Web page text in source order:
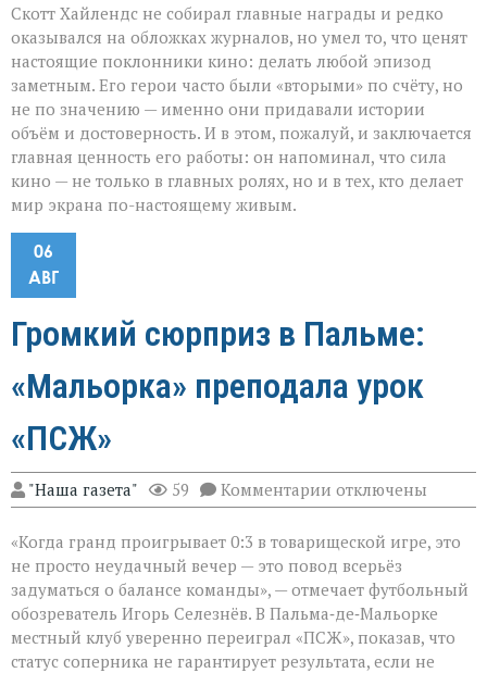
Скотт Хайлендс не собирал главные награды и редко
оказывался на обложках журналов, но умел то, что ценят
настоящие поклонники кино: делать любой эпизод
заметным. Его герои часто были «вторыми» по счёту, но
не по значению — именно они придавали истории
объём и достоверность. И в этом, пожалуй, и заключается
главная ценность его работы: он напоминал, что сила
кино — не только в главных ролях, но и в тех, кто делает
мир экрана по-настоящему живым.
06
АВГ
Громкий сюрприз в Пальме:
«Мальорка» преподала урок
«ПСЖ»
"Наша газета" 59 Комментарии к
записи
сюрприз
в
Пальме:
«Мальорка»
преподала
урок
«ПСЖ»
отключены
«Когда гранд проигрывает 0:3 в товарищеской игре, это
не просто неудачный вечер — это повод всерьёз
задуматься о балансе команды», — отмечает футбольный
обозреватель Игорь Селезнёв. В Пальма‑де‑Мальорке
местный клуб уверенно переиграл «ПСЖ», показав, что
статус соперника не гарантирует результата, если не